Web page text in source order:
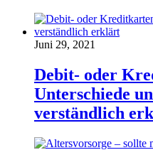
Juni 29, 2021
Debit- oder
Unterschiede
verständlich